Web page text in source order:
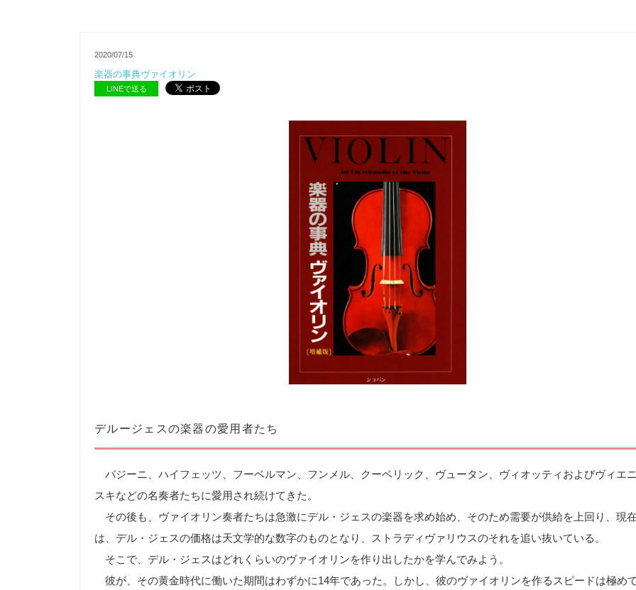
2020/07/15
楽器の事典ヴァイオリン
LINEで送る
デルージェスの楽器の愛用者たち
バジーニ、ハイフェッツ、フーベルマン、フンメル、クーベリック、ヴュータン、ヴィオッティおよびヴィエ
スキなどの名奏者たちに愛用され続けてきた。
その後も、ヴァイオリン奏者たちは急激にデル・ジェスの楽器を求め始め、そのため需要が供給を上回り、現
は、デル・ジェスの価格は天文学的な数字のものとなり、ストラディヴァリウスのそれを追い抜いている。
そこで、デル・ジェスはどれくらいのヴァイオリンを作り出したかを学んでみよう。
彼が、その黄金時代に働いた期間はわずかに14年であった。しかし、彼のヴァイオリンを作るスピードは極め